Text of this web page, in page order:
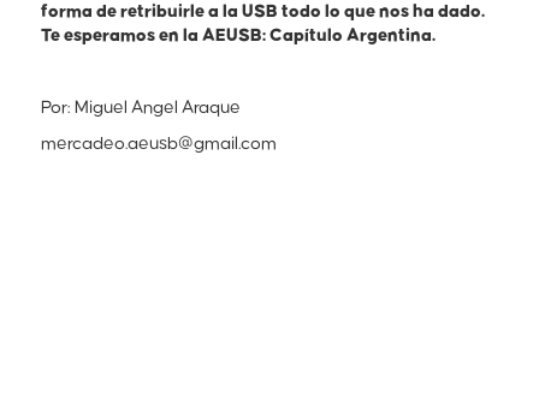
forma de retribuirle a la USB todo lo que nos ha dado.
Te esperamos en la AEUSB: Capítulo Argentina.
Por: Miguel Angel Araque
mercadeo.aeusb@gmail.com